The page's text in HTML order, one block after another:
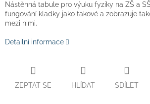
Nástěnná tabule pro výuku fyziky na ZŠ a
fungování kladky jako takové a zobrazuje
mezi nimi.
Detailní informace
ZEPTAT SE HLÍDAT SDÍLET